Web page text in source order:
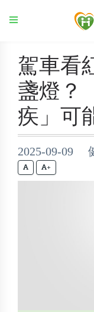
駕車看
盞燈？
疾」可
2025-09-09
+